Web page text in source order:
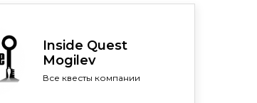
Inside Quest
Mogilev
Все квесты компании